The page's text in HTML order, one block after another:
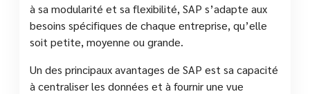
à sa modularité et sa flexibilité, SAP s’adapte aux
besoins spécifiques de chaque entreprise, qu’elle
soit petite, moyenne ou grande.
Un des principaux avantages de SAP est sa capacité
à centraliser les données et à fournir une vue